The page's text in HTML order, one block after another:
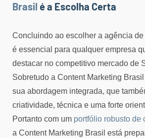
Brasil é a Escolha Certa
Concluindo ao escolher a agência
é essencial para qualquer empresa
destacar no competitivo mercado de
Sobretudo a Content Marketing
sua abordagem integrada, que
criatividade, técnica e uma forte
Portanto com um portfólio robusto de
a Content Marketing Brasil está